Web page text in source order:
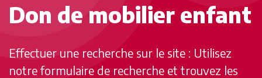
Don de mobilier enfant
Effectuer une recherche sur le site : Utilisez
notre formulaire de recherche et trouvez les